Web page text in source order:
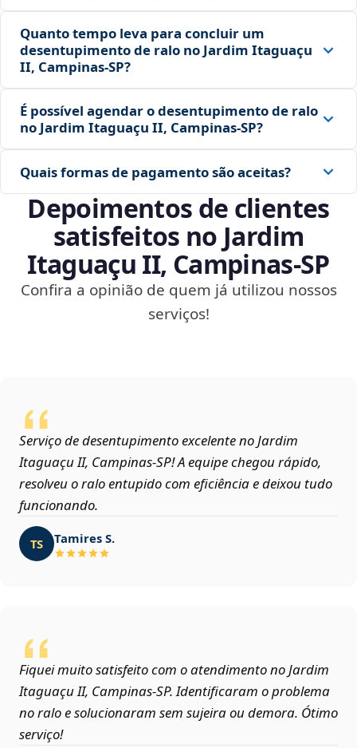
Quanto tempo leva para concluir um
desentupimento de ralo no Jardim Itaguaçu
II, Campinas‑SP?
É possível agendar o desentupimento de ralo
no Jardim Itaguaçu II, Campinas‑SP?
Quais formas de pagamento são aceitas?
Depoimentos de clientes
satisfeitos no Jardim
Itaguaçu II, Campinas‑SP
Confira a opinião de quem já utilizou nossos
serviços!
Serviço de desentupimento excelente no Jardim
Itaguaçu II, Campinas‑SP! A equipe chegou rápido,
resolveu o ralo entupido com eficiência e deixou tudo
funcionando.
TS Tamires S.
Fiquei muito satisfeito com o atendimento no Jardim
Itaguaçu II, Campinas‑SP. Identificaram o problema
no ralo e solucionaram sem sujeira ou demora. Ótimo
serviço!